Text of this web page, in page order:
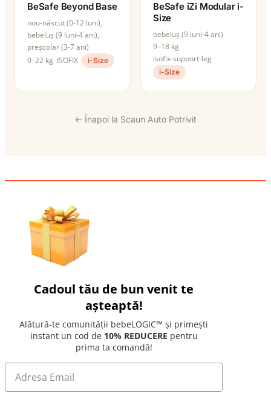
BeSafe Beyond Base
nou-născut (0-12 luni),
bebeluș (9 luni-4 ani),
preșcolar (3-7 ani)
0–22 kg ISOFIX i-Size
BeSafe iZi Modular i-
Size
bebeluș (9 luni-4 ani)
9–18 kg
isofix-support-leg
i-Size
← Înapoi la Scaun Auto Potrivit
Cadoul tău de bun venit te
așteaptă!
Alătură-te comunității bebeLOGIC™ și primești
instant un cod de 10% REDUCERE pentru
prima ta comandă!